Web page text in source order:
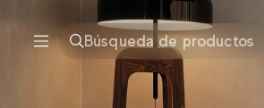
Búsqueda de productos